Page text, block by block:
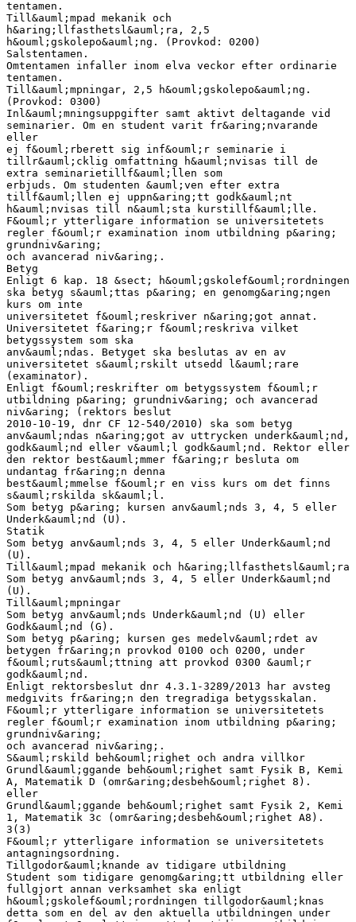
tentamen.
Till&auml;mpad mekanik och
h&aring;llfasthetsl&auml;ra, 2,5
h&ouml;gskolepo&auml;ng. (Provkod: 0200)
Salstentamen.
Omtentamen infaller inom elva veckor efter ordinarie
tentamen.
Till&auml;mpningar, 2,5 h&ouml;gskolepo&auml;ng.
(Provkod: 0300)
Inl&auml;mningsuppgifter samt aktivt deltagande vid
seminarier. Om en student varit fr&aring;nvarande
eller
ej f&ouml;rberett sig inf&ouml;r seminarie i
tillr&auml;cklig omfattning h&auml;nvisas till de
extra seminarietillf&auml;llen som
erbjuds. Om studenten &auml;ven efter extra
tillf&auml;llen ej uppn&aring;tt godk&auml;nt
h&auml;nvisas till n&auml;sta kurstillf&auml;lle.
F&ouml;r ytterligare information se universitetets
regler f&ouml;r examination inom utbildning p&aring;
grundniv&aring;
och avancerad niv&aring;.
Betyg
Enligt 6 kap. 18 &sect; h&ouml;gskolef&ouml;rordningen
ska betyg s&auml;ttas p&aring; en genomg&aring;ngen
kurs om inte
universitetet f&ouml;reskriver n&aring;got annat.
Universitetet f&aring;r f&ouml;reskriva vilket
betygssystem som ska
anv&auml;ndas. Betyget ska beslutas av en av
universitetet s&auml;rskilt utsedd l&auml;rare
(examinator).
Enligt f&ouml;reskrifter om betygssystem f&ouml;r
utbildning p&aring; grundniv&aring; och avancerad
niv&aring; (rektors beslut
2010-10-19, dnr CF 12-540/2010) ska som betyg
anv&auml;ndas n&aring;got av uttrycken underk&auml;nd,
godk&auml;nd eller v&auml;l godk&auml;nd. Rektor eller
den rektor best&auml;mmer f&aring;r besluta om
undantag fr&aring;n denna
best&auml;mmelse f&ouml;r en viss kurs om det finns
s&auml;rskilda sk&auml;l.
Som betyg p&aring; kursen anv&auml;nds 3, 4, 5 eller
Underk&auml;nd (U).
Statik
Som betyg anv&auml;nds 3, 4, 5 eller Underk&auml;nd
(U).
Till&auml;mpad mekanik och h&aring;llfasthetsl&auml;ra
Som betyg anv&auml;nds 3, 4, 5 eller Underk&auml;nd
(U).
Till&auml;mpningar
Som betyg anv&auml;nds Underk&auml;nd (U) eller
Godk&auml;nd (G).
Som betyg p&aring; kursen ges medelv&auml;rdet av
betygen fr&aring;n provkod 0100 och 0200, under
f&ouml;ruts&auml;ttning att provkod 0300 &auml;r
godk&auml;nd.
Enligt rektorsbeslut dnr 4.3.1-3289/2013 har avsteg
medgivits fr&aring;n den tregradiga betygsskalan.
F&ouml;r ytterligare information se universitetets
regler f&ouml;r examination inom utbildning p&aring;
grundniv&aring;
och avancerad niv&aring;.
S&auml;rskild beh&ouml;righet och andra villkor
Grundl&auml;ggande beh&ouml;righet samt Fysik B, Kemi
A, Matematik D (omr&aring;desbeh&ouml;righet 8).
eller
Grundl&auml;ggande beh&ouml;righet samt Fysik 2, Kemi
1, Matematik 3c (omr&aring;desbeh&ouml;righet A8).
3(3)
F&ouml;r ytterligare information se universitetets
antagningsordning.
Tillgodor&auml;knande av tidigare utbildning
Student som tidigare genomg&aring;tt utbildning eller
fullgjort annan verksamhet ska enligt
h&ouml;gskolef&ouml;rordningen tillgodor&auml;knas
detta som en del av den aktuella utbildningen under